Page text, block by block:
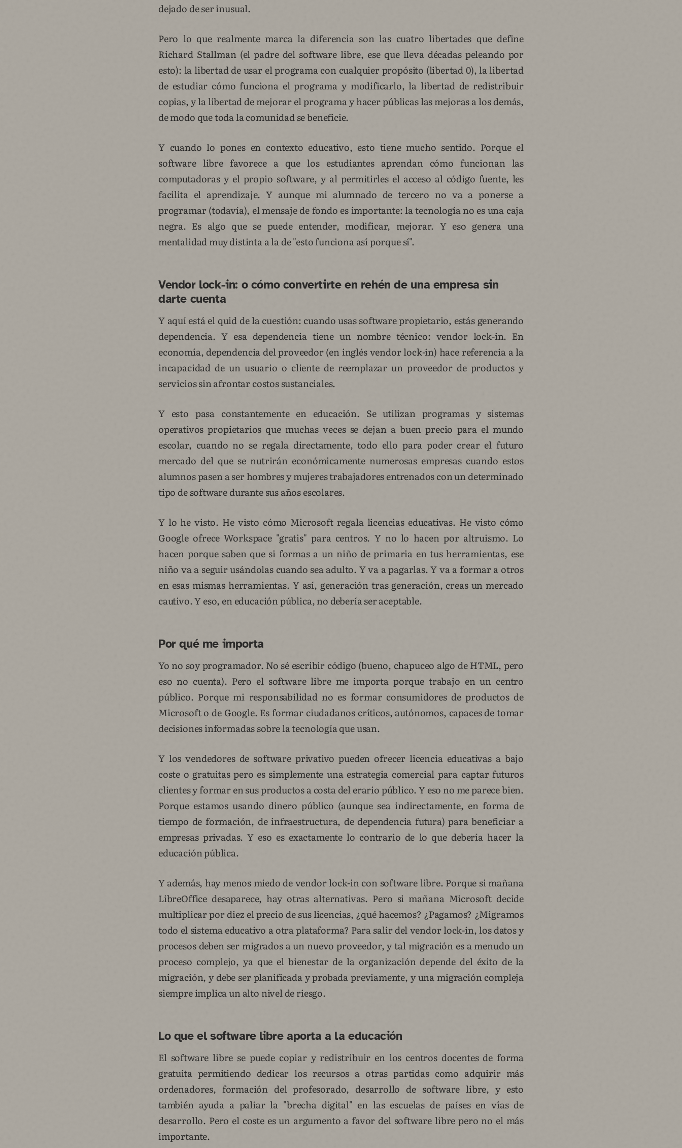
dejado de ser inusual.
Pero lo que realmente marca la diferencia son las cuatro libertades que define
Richard Stallman (el padre del software libre, ese que lleva décadas peleando por
esto): la libertad de usar el programa con cualquier propósito (libertad 0), la libertad
de estudiar cómo funciona el programa y modificarlo, la libertad de redistribuir
copias, y la libertad de mejorar el programa y hacer públicas las mejoras a los demás,
de modo que toda la comunidad se beneficie.
Y cuando lo pones en contexto educativo, esto tiene mucho sentido. Porque el
software libre favorece a que los estudiantes aprendan cómo funcionan las
computadoras y el propio software, y al permitirles el acceso al código fuente, les
facilita el aprendizaje. Y aunque mi alumnado de tercero no va a ponerse a
programar (todavía), el mensaje de fondo es importante: la tecnología no es una caja
negra. Es algo que se puede entender, modificar, mejorar. Y eso genera una
mentalidad muy distinta a la de "esto funciona así porque sí".
Vendor lock-in: o cómo convertirte en rehén de una empresa sin
darte cuenta
Y aquí está el quid de la cuestión: cuando usas software propietario, estás generando
dependencia. Y esa dependencia tiene un nombre técnico: vendor lock-in. En
economía, dependencia del proveedor (en inglés vendor lock-in) hace referencia a la
incapacidad de un usuario o cliente de reemplazar un proveedor de productos y
servicios sin afrontar costos sustanciales.
Y esto pasa constantemente en educación. Se utilizan programas y sistemas
operativos propietarios que muchas veces se dejan a buen precio para el mundo
escolar, cuando no se regala directamente, todo ello para poder crear el futuro
mercado del que se nutrirán económicamente numerosas empresas cuando estos
alumnos pasen a ser hombres y mujeres trabajadores entrenados con un determinado
tipo de software durante sus años escolares.
Y lo he visto. He visto cómo Microsoft regala licencias educativas. He visto cómo
Google ofrece Workspace "gratis" para centros. Y no lo hacen por altruismo. Lo
hacen porque saben que si formas a un niño de primaria en tus herramientas, ese
niño va a seguir usándolas cuando sea adulto. Y va a pagarlas. Y va a formar a otros
en esas mismas herramientas. Y así, generación tras generación, creas un mercado
cautivo. Y eso, en educación pública, no debería ser aceptable.
Por qué me importa
Yo no soy programador. No sé escribir código (bueno, chapuceo algo de HTML, pero
eso no cuenta). Pero el software libre me importa porque trabajo en un centro
público. Porque mi responsabilidad no es formar consumidores de productos de
Microsoft o de Google. Es formar ciudadanos críticos, autónomos, capaces de tomar
decisiones informadas sobre la tecnología que usan.
Y los vendedores de software privativo pueden ofrecer licencia educativas a bajo
coste o gratuitas pero es simplemente una estrategia comercial para captar futuros
clientes y formar en sus productos a costa del erario público. Y eso no me parece bien.
Porque estamos usando dinero público (aunque sea indirectamente, en forma de
tiempo de formación, de infraestructura, de dependencia futura) para beneficiar a
empresas privadas. Y eso es exactamente lo contrario de lo que debería hacer la
educación pública.
Y además, hay menos miedo de vendor lock-in con software libre. Porque si mañana
LibreOffice desaparece, hay otras alternativas. Pero si mañana Microsoft decide
multiplicar por diez el precio de sus licencias, ¿qué hacemos? ¿Pagamos? ¿Migramos
todo el sistema educativo a otra plataforma? Para salir del vendor lock-in, los datos y
procesos deben ser migrados a un nuevo proveedor, y tal migración es a menudo un
proceso complejo, ya que el bienestar de la organización depende del éxito de la
migración, y debe ser planificada y probada previamente, y una migración compleja
siempre implica un alto nivel de riesgo.
Lo que el software libre aporta a la educación
El software libre se puede copiar y redistribuir en los centros docentes de forma
gratuita permitiendo dedicar los recursos a otras partidas como adquirir más
ordenadores, formación del profesorado, desarrollo de software libre, y esto
también ayuda a paliar la "brecha digital" en las escuelas de países en vías de
desarrollo. Pero el coste es un argumento a favor del software libre pero no el más
importante.